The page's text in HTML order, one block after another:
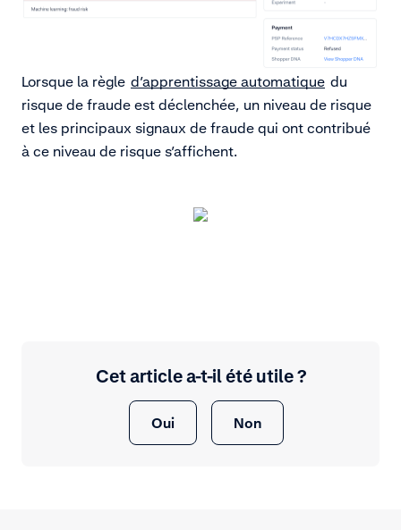
Lorsque la règle d’apprentissage automatique du
risque de fraude est déclenchée, un niveau de risque
et les principaux signaux de fraude qui ont contribué
à ce niveau de risque s’affichent.
Cet article a-t-il été utile ?
Oui Non